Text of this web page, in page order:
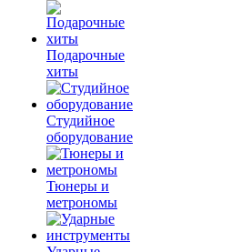
Подарочные
хиты
Студийное
оборудование
Тюнеры и
метрономы